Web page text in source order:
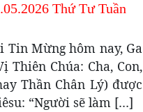
Thứ Tư Tuần
Tin Mừng hôm nay, Ga
Thiên Chúa: Cha, Con,
Thần Chân Lý) được
“Người sẽ làm […]